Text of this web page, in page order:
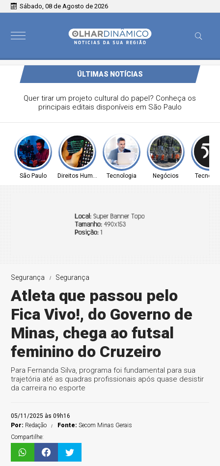
Sábado, 08 de Agosto de 2026
ÚLTIMAS NOTÍCIAS
AGU se reúne com Discord e cobra proteção de crianças
na plataforma
São Paulo Direitos Humanos Tecnologia Negócios
Segurança Segurança
Atleta que passou pelo
Fica Vivo!, do Governo de
Minas, chega ao futsal
feminino do Cruzeiro
Para Fernanda Silva, programa foi fundamental para sua
trajetória até as quadras profissionais após quase desistir
da carreira no esporte
05/11/2025 às 09h16
Por: Redação Fonte:Secom Minas Gerais
Compartilhe: